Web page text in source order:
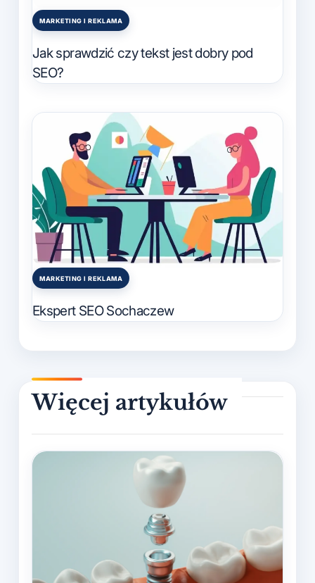
Posted
MARKETING I REKLAMA
Jak sprawdzić czy tekst jest dobry pod
SEO?
Posted
MARKETING I REKLAMA
Ekspert SEO Sochaczew